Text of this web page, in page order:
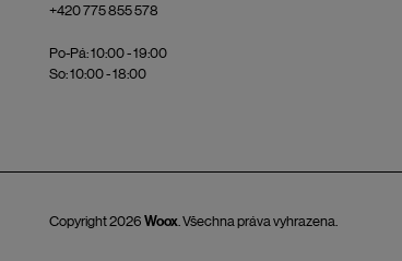
+420 775 855 578
Po-Pá: 10:00 - 19:00
So: 10:00 - 18:00
Copyright 2026 Woox. Všechna práva vyhrazena.